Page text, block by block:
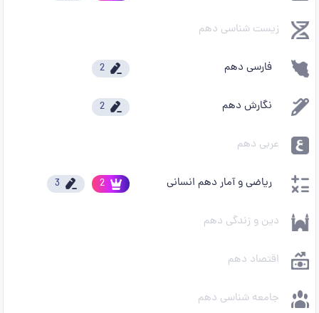
زیست شناسی دهم
فارسی دهم 2
نگارش دهم 2
عربی دهم
ریاضی و آمار دهم انسانی 2
3
دین و زندگی دهم
اقتصاد دهم
جامعه شناسی دهم